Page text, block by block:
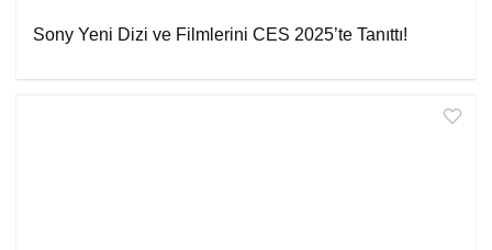
Sony Yeni Dizi ve Filmlerini CES 2025’te Tanıttı!